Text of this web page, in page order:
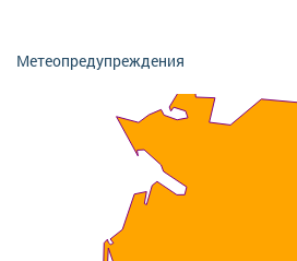
Метеопредупреждения